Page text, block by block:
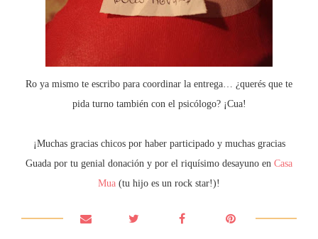
Ro ya mismo te escribo para coordinar la entrega… ¿querés que te
pida turno también con el psicólogo? ¡Cua!
¡Muchas gracias chicos por haber participado y muchas gracias
Guada por tu genial donación y por el riquísimo desayuno en Casa
Mua (tu hijo es un rock star!)!